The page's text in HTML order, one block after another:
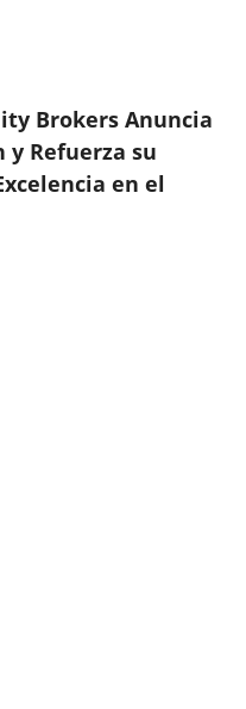
Brokers Anuncia
y Refuerza su
en el